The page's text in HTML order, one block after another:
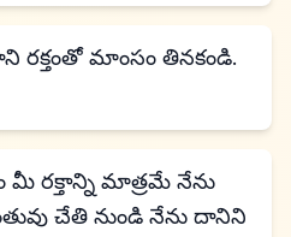
రక్తంతో మాంసం తినకండి.
రక్తాన్ని మాత్రమే నేను
చేతి నుండి నేను దానిని